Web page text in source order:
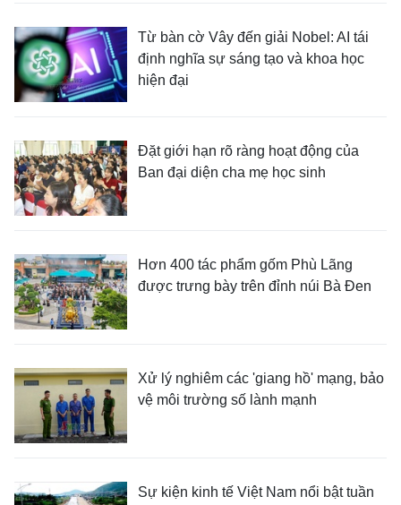
Từ bàn cờ Vây đến giải Nobel: AI tái
định nghĩa sự sáng tạo và khoa học
hiện đại
Đặt giới hạn rõ ràng hoạt động của
Ban đại diện cha mẹ học sinh
Hơn 400 tác phẩm gốm Phù Lãng
được trưng bày trên đỉnh núi Bà Đen
Xử lý nghiêm các 'giang hồ' mạng, bảo
vệ môi trường số lành mạnh
Sự kiện kinh tế Việt Nam nổi bật tuần